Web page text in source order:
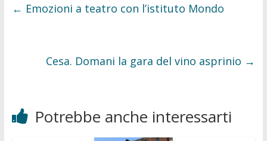
o
k
r
← Emozioni a teatro con l’istituto Mondo
Cesa. Domani la gara del vino asprinio →
Potrebbe anche interessarti